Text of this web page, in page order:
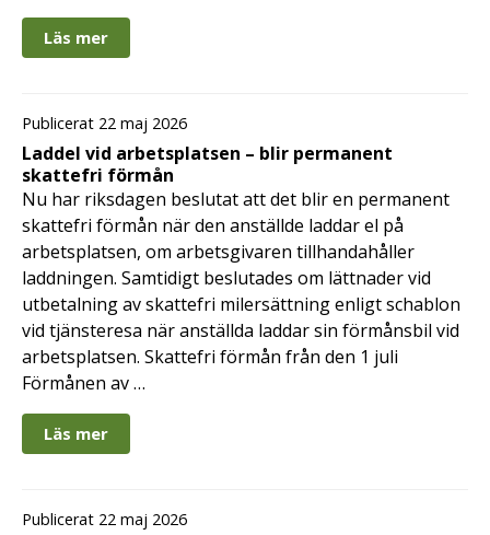
Läs mer
Publicerat 22 maj 2026
Laddel vid arbetsplatsen – blir permanent
skattefri förmån
Nu har riksdagen beslutat att det blir en permanent
skattefri förmån när den anställde laddar el på
arbetsplatsen, om arbetsgivaren tillhandahåller
laddningen. Samtidigt beslutades om lättnader vid
utbetalning av skattefri milersättning enligt schablon
vid tjänsteresa när anställda laddar sin förmånsbil vid
arbetsplatsen. Skattefri förmån från den 1 juli
Förmånen av …
Läs mer
Publicerat 22 maj 2026